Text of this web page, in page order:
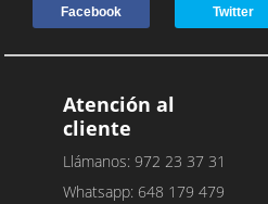
Facebook Twitter
Atención al
cliente
Llámanos: 972 23 37 31
Whatsapp: 648 179 479